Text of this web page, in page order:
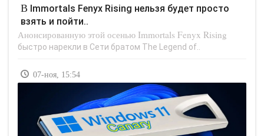
В Immortals Fenyx Rising нельзя будет просто
взять и пойти..
Анонсированную этой осенью Immortals Fenyx Rising
быстро нарекли в Сети братом The Legend of..
07-ноя, 15:54